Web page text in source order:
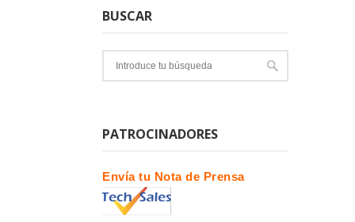
BUSCAR
PATROCINADORES
Envía tu Nota de Prensa